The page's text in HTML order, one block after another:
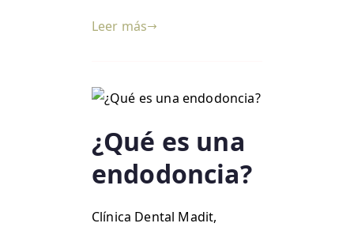
Leer más
¿Qué es una
endodoncia?
Clínica Dental Madit,